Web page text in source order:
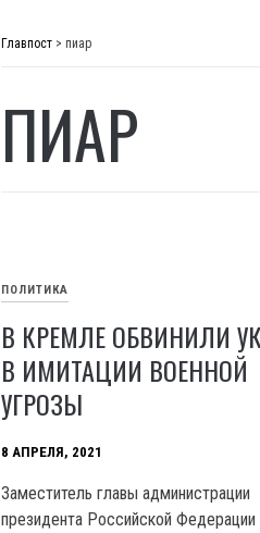
Главпост > пиар
ПИАР
ПОЛИТИКА
В КРЕМЛЕ ОБВИНИЛИ
В ИМИТАЦИИ ВОЕННОЙ
УГРОЗЫ
8 АПРЕЛЯ, 2021
Заместитель главы администрации
президента Российской